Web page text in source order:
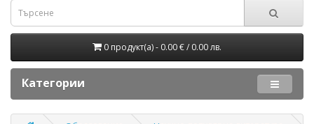
0 продукт(а) - 0.00 € / 0.00 лв.
Категории